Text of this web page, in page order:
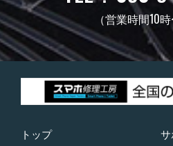
（営業時間10
トップ サ